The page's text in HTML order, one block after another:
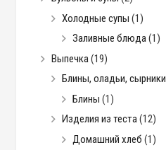
Холодные супы (1)
Заливные блюда(1)
Выпечка(19)
Блины, оладьи, сырники
Блины (1)
Изделия из теста(12)
Домашний хлеб (1)